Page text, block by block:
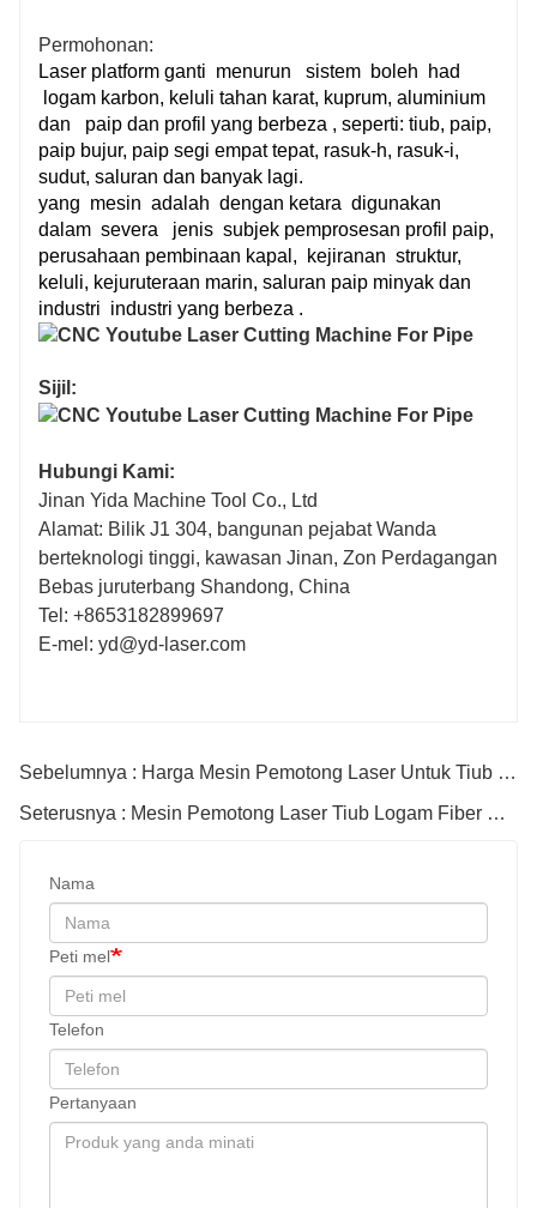
Permohonan:
Laser platform ganti menurun sistem boleh
had
logam karbon, keluli tahan karat, kuprum, aluminium
dan paip dan profil yang berbeza , seperti: tiub, paip,
paip bujur, paip segi empat tepat, rasuk-h, rasuk-i,
sudut, saluran dan banyak lagi.
yang mesin adalah dengan ketara digunakan
dalam severa jenis subjek pemprosesan profil paip,
perusahaan pembinaan kapal,
kejiranan struktur,
keluli, kejuruteraan marin, saluran paip minyak dan
industri industri yang berbeza .
Sijil:
Hubungi Kami:
Jinan Yida Machine Tool Co., Ltd
Alamat: Bilik J1 304, bangunan pejabat Wanda
berteknologi tinggi, kawasan Jinan, Zon Perdagangan
Bebas juruterbang Shandong, China
Tel: +8653182899697
E-mel: yd@yd-laser.com
Sebelumnya : Harga Mesin Pemotong Laser Untuk Tiub Logam
Seterusnya : Mesin Pemotong Laser Tiub Logam Fiber CNC
Nama
Peti mel
Telefon
Pertanyaan